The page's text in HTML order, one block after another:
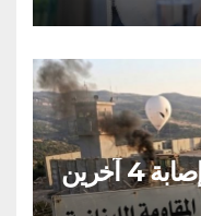
مقتل جنديين صهيونيين وإصابة 4 آخرين